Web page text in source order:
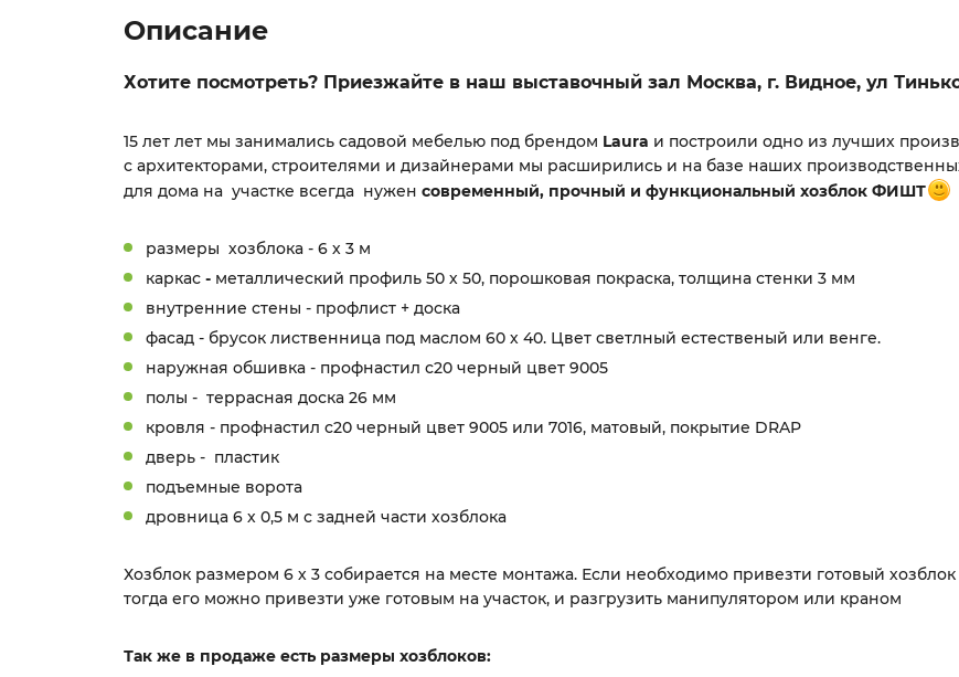
Описание
Хотите посмотреть? Приезжайте в наш выставочный зал Москва, г. Видное, ул
15 лет лет мы занимались садовой мебелью под брендом Laura и построили одно из лучших
с архитекторами, строителями и дизайнерами мы расширились и на базе наших
для дома на участке всегда нужен современный, прочный и функциональный хозблок ФИШТ
размеры хозблока - 6 х 3 м
каркас - металлический профиль 50 х 50, порошковая покраска, толщина стенки 3 мм
внутренние стены - профлист + доска
фасад - брусок лиственница под маслом 60 х 40. Цвет светлный естественый или венге.
наружная обшивка - профнастил с20 черный цвет 9005
полы - террасная доска 26 мм
кровля - профнастил с20 черный цвет 9005 или 7016, матовый, покрытие DRAP
дверь - пластик
подъемные ворота
дровница 6 х 0,5 м с задней части хозблока
Хозблок размером 6 х 3 собирается на месте монтажа. Если необходимо привезти готовый
тогда его можно привезти уже готовым на участок, и разгрузить манипулятором или краном
Так же в продаже есть размеры хозблоков: